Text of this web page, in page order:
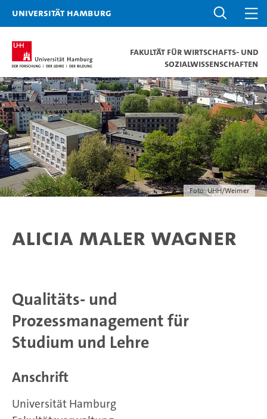
Universität Hamburg
Fakultät für Wirtschafts- und
Sozialwissenschaften
Foto: UHH/Weimer
Alicia Maler Wagner
Qualitäts- und
Prozessmanagement für
Studium und Lehre
Anschrift
Universität Hamburg